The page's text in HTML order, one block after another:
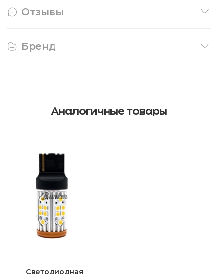
Отзывы
Бренд
Аналогичные товары
Светодиодная